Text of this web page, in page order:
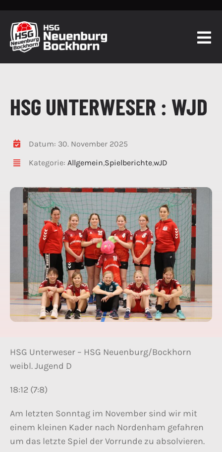
Inhalt
springen
TEAMS
HSG UNTERWESER : WJD
Datum: 30. November 2025
Kategorie:Allgemein,Spielberichte,wJD
HSG Unterweser – HSG Neuenburg/Bockhorn
weibl. Jugend D
18:12 (7:8)
Am letzten Sonntag im November sind wir mit
einem kleinen Kader nach Nordenham gefahren
um das letzte Spiel der Vorrunde zu absolvieren.